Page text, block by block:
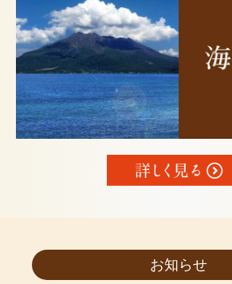
お知らせ